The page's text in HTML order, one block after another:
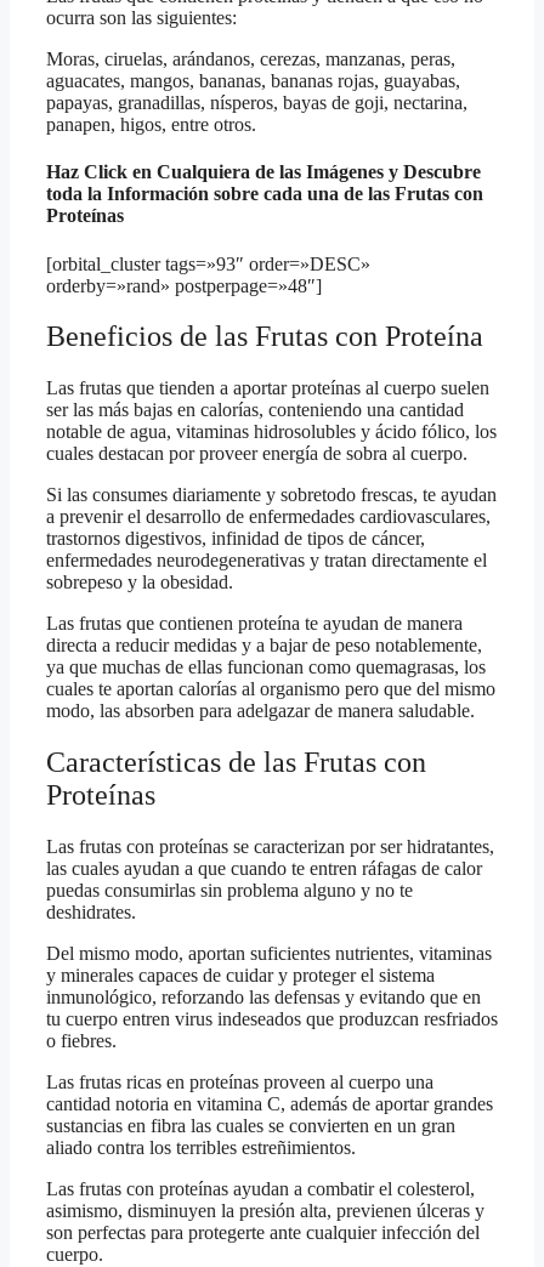
ocurra son las siguientes:
Moras, ciruelas, arándanos, cerezas, manzanas, peras,
aguacates, mangos, bananas, bananas rojas, guayabas,
papayas, granadillas, nísperos, bayas de goji, nectarina,
panapen, higos, entre otros.
Haz Click en Cualquiera de las Imágenes y Descubre
toda la Información sobre cada una de las Frutas con
Proteínas
[orbital_cluster tags=»93″ order=»DESC»
orderby=»rand» postperpage=»48″]
Beneficios de las Frutas con Proteína
Las frutas que tienden a aportar proteínas al cuerpo suelen
ser las más bajas en calorías, conteniendo una cantidad
notable de agua, vitaminas hidrosolubles y ácido fólico, los
cuales destacan por proveer energía de sobra al cuerpo.
Si las consumes diariamente y sobretodo frescas, te ayudan
a prevenir el desarrollo de enfermedades cardiovasculares,
trastornos digestivos, infinidad de tipos de cáncer,
enfermedades neurodegenerativas y tratan directamente el
sobrepeso y la obesidad.
Las frutas que contienen proteína te ayudan de manera
directa a reducir medidas y a bajar de peso notablemente,
ya que muchas de ellas funcionan como quemagrasas, los
cuales te aportan calorías al organismo pero que del mismo
modo, las absorben para adelgazar de manera saludable.
Características de las Frutas con
Proteínas
Las frutas con proteínas se caracterizan por ser hidratantes,
las cuales ayudan a que cuando te entren ráfagas de calor
puedas consumirlas sin problema alguno y no te
deshidrates.
Del mismo modo, aportan suficientes nutrientes, vitaminas
y minerales capaces de cuidar y proteger el sistema
inmunológico, reforzando las defensas y evitando que en
tu cuerpo entren virus indeseados que produzcan resfriados
o fiebres.
Las frutas ricas en proteínas proveen al cuerpo una
cantidad notoria en vitamina C, además de aportar grandes
sustancias en fibra las cuales se convierten en un gran
aliado contra los terribles estreñimientos.
Las frutas con proteínas ayudan a combatir el colesterol,
asimismo, disminuyen la presión alta, previenen úlceras y
son perfectas para protegerte ante cualquier infección del
cuerpo.